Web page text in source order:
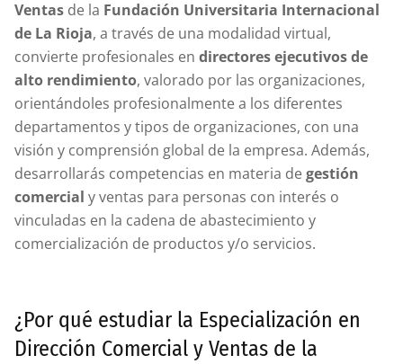
Ventas de la Fundación Universitaria Internacional
de La Rioja, a través de una modalidad virtual,
convierte profesionales en directores ejecutivos de
alto rendimiento, valorado por las organizaciones,
orientándoles profesionalmente a los diferentes
departamentos y tipos de organizaciones, con una
visión y comprensión global de la empresa. Además,
desarrollarás competencias en materia degestión
comercial y ventas para personas con interés o
vinculadas en la cadena de abastecimiento y
comercialización de productos y/o servicios.
¿Por qué estudiar la Especialización en
Dirección Comercial y Ventas de la